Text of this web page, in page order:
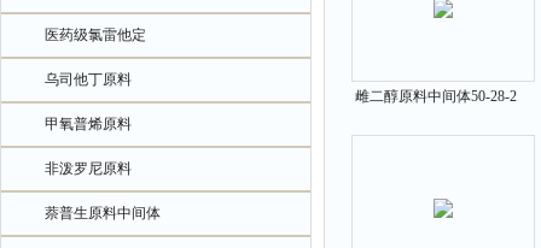
医药级氯雷他定
乌司他丁原料
甲氧普烯原料
非泼罗尼原料
萘普生原料中间体
雌二醇原料中间体50-28-2